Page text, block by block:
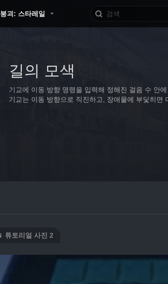
붕괴: 스타레일
길의 모색
기교에 이동 방향 명령을 입력해 정해진 걸음 수 안에
기교는 이동 방향으로 직진하고, 장애물에 부딫히면
튜토리얼 사진 2